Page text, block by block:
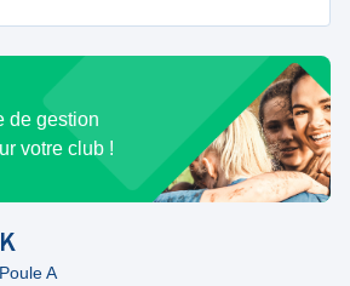
de gestion
votre club !
A